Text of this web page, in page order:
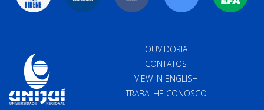
OUVIDORIA
CONTATOS
VIEW IN ENGLISH
TRABALHE CONOSCO